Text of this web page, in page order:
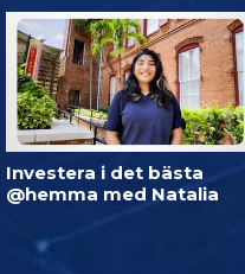
Investera i det bästa
@hemma med Natalia